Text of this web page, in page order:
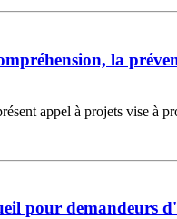
la
appel à projets vise à
pour demandeurs